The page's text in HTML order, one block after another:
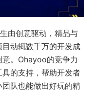
由创意驱动，精品与
动辄数千万的开发成
。Ohayoo的竞争力
的支持，帮助开发者
队也能做出好玩的精